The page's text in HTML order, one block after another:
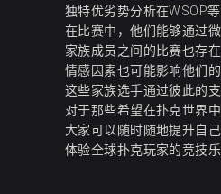
独特优劣势分析在WSOP
在比赛中，他们能够通过
家族成员之间的比赛也存
情感因素也可能影响他们
这些家族选手通过彼此的
对于那些希望在扑克世界
大家可以随时随地提升自
体验全球扑克玩家的竞技